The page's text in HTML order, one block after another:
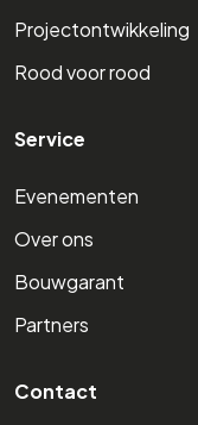
Projectontwikkeling
Rood voor rood
Service
Evenementen
Over ons
Bouwgarant
Partners
Contact